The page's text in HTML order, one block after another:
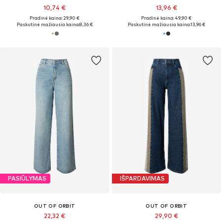
10,74 €
Pradinė kaina: 29,90 €
Paskutinė mažiausia kaina:8,36 €
13,96 €
Pradinė kaina: 49,90 €
Paskutinė mažiausia kaina:13,96 €
PASIŪLYMAS
OUT OF ORBIT
22,32 €
IŠPARDAVIMAS
OUT OF ORBIT
29,90 €